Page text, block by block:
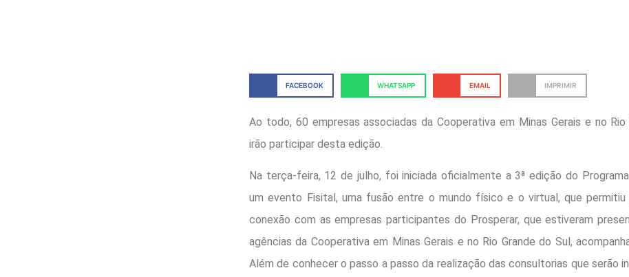
FACEBOOK WHATSAPP EMAIL IMPRIMIR
Ao todo, 60 empresas associadas da Cooperativa em Minas Gerais e no Rio
irão participar desta edição.
Na terça-feira, 12 de julho, foi iniciada oficialmente a 3ª edição do
um evento Fisital, uma fusão entre o mundo físico e o virtual, que permitiu
conexão com as empresas participantes do Prosperar, que estiveram
agências da Cooperativa em Minas Gerais e no Rio Grande do Sul,
Além de conhecer o passo a passo da realização das consultorias que serão